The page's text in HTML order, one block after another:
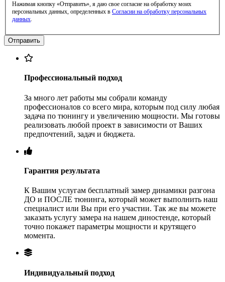
Нажимая кнопку «Отправить», я даю свое согласие на обработку моих
персональных данных, определенных в Согласии на обработку персональных
данных.
Профессиональный подход
За много лет работы мы собрали команду
профессионалов со всего мира, которым под силу любая
задача по тюнингу и увеличению мощности. Мы готовы
реализовать любой проект в зависимости от Ваших
предпочтений, задач и бюджета.
Гарантия результата
К Вашим услугам бесплатный замер динамики разгона
ДО и ПОСЛЕ тюнинга, который может выполнить наш
специалист или Вы при его участии. Так же вы можете
заказать услугу замера на нашем диностенде, который
точно покажет параметры мощности и крутящего
момента.
Индивидуальный подход